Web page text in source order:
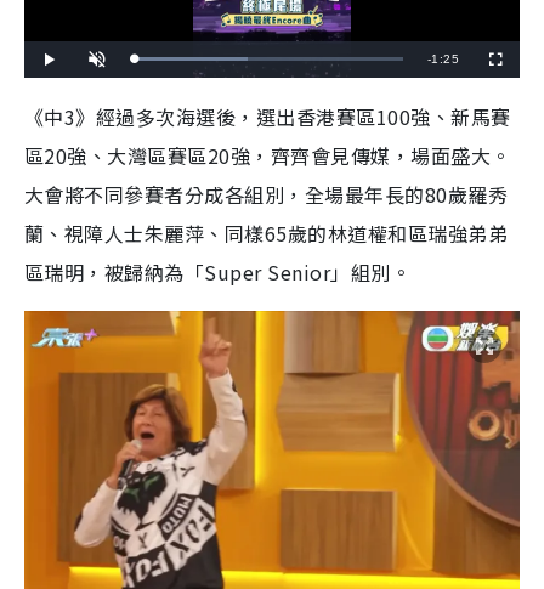
l
n
t
e
L
o
e
d
4
2
3
5
R
a
i
n
n
g
m
-1:25
u
s
c
e
《中3》經過多次海選後，選出香港賽區100強、新馬賽
區20強、大灣區賽區20強，齊齊會見傳媒，場面盛大。
大會將不同參賽者分成各組別，全場最年長的80歲羅秀
蘭、視障人士朱麗萍、同樣65歲的林道權和區瑞強弟弟
區瑞明，被歸納為「Super Senior」組別。